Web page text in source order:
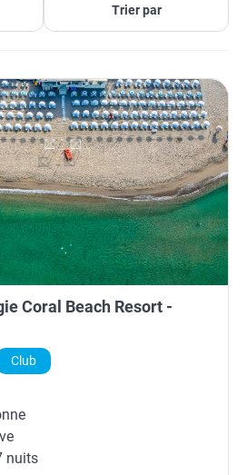
Trier par
Coral Beach Resort -
Club
nuits